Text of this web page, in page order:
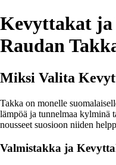
Kevyttakat
Raudan
Miksi Valita
Takka on monelle
lämpöä ja tunnelmaa kylminä
nousseet suosioon niiden
Valmistakka ja